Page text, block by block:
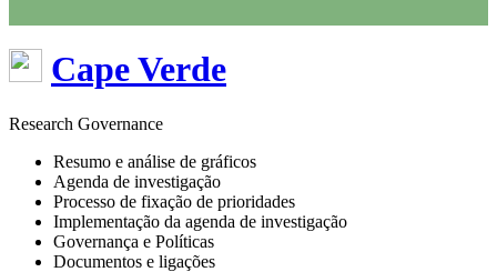
Cape Verde
Research Governance
Resumo e análise de gráficos
Agenda de investigação
Processo de fixação de prioridades
Implementação da agenda de investigação
Governança e Políticas
Documentos e ligações